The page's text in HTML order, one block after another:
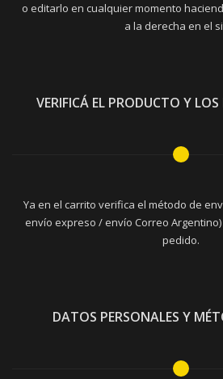
o editarlo en cualquier momento
a la derecha en el
VERIFICÁ EL PRODUCTO Y
Ya en el carrito verifica el método de
envío expreso / envío Correo
pedido.
DATOS PERSONALES Y